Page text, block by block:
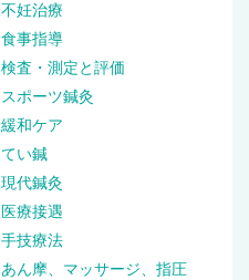
不妊治療
食事指導
検査・測定と評価
スポーツ鍼灸
緩和ケア
てい鍼
現代鍼灸
医療接遇
手技療法
あん摩、マッサージ、指圧